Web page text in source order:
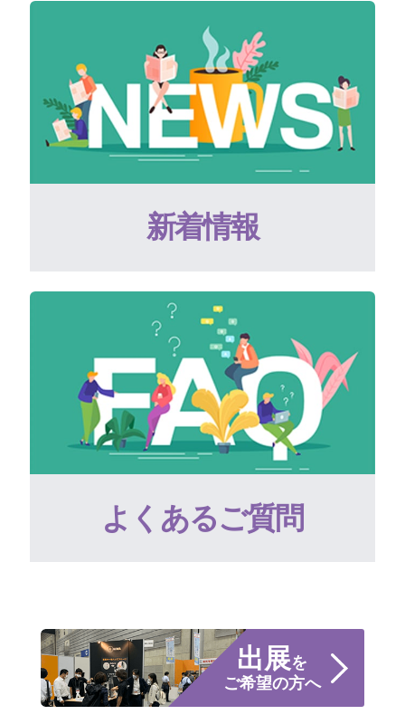
新着情報
よくあるご質問
出展を
ご希望の方へ